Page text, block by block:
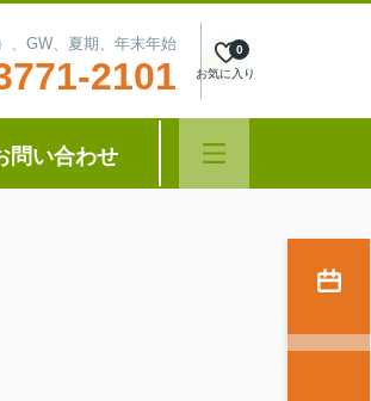
、GW、夏期、年末年始
2101 お気に入り
0
問い合わせ